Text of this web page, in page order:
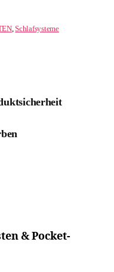
,Schlafsysteme
& Pocket-